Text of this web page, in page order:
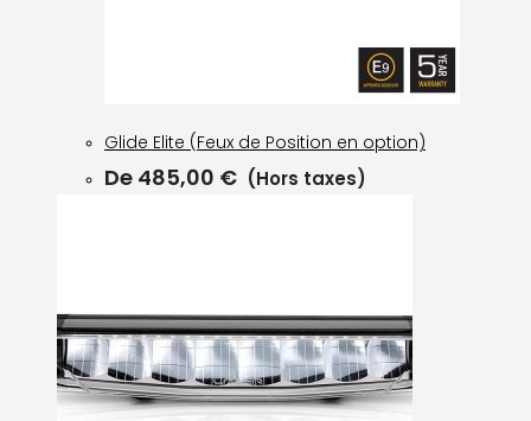
Glide Elite (Feux de Position en option)
De 485,00 € (Hors taxes)